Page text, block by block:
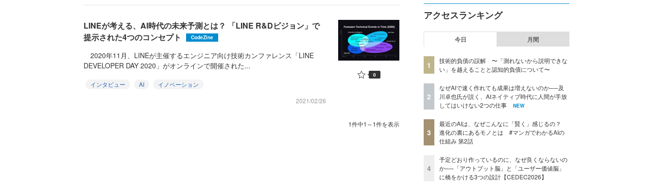
LINEが考える、AI時代の未来予測とは？ 「LINE R&Dビジョン」で
提示された4つのコンセプト
CodeZine
2020年11月、LINEが主催するエンジニア向け技術カンファレンス「LINE
DEVELOPER DAY 2020」がオンラインで開催された...
インタビュー AI
イノベーション
2021/02/26
0
1件中1～1件を表示
アクセスランキング
今日 月間
1
技術的負債の誤解 〜「測れないから説明できな
い」を越えることと認知的負債について〜
2
なぜAIで速く作れても成果は増えないのか──及
川卓也氏が説く、AIネイティブ時代に人間が手放
してはいけない2つの仕事
NEW
3
最近のAIは、なぜこんなに「賢く」感じるの？
進化の裏にあるモノとは #マンガでわかるAIの
仕組み 第2話
4
予定どおり作っているのに、なぜ良くならないの
か──「アウトプット脳」と「ユーザー価値脳」
に橋をかける3つの設計【CEDEC2026】